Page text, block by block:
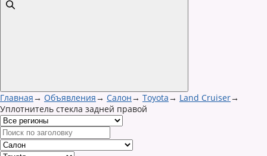
Главная→ Объявления→ Салон→ Toyota→ Land Cruiser→
Уплотнитель стекла задней правой